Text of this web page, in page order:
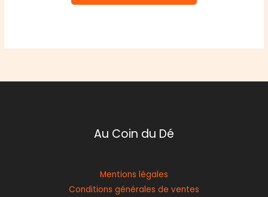
Au Coin du Dé
Mentions légales
Conditions générales de ventes